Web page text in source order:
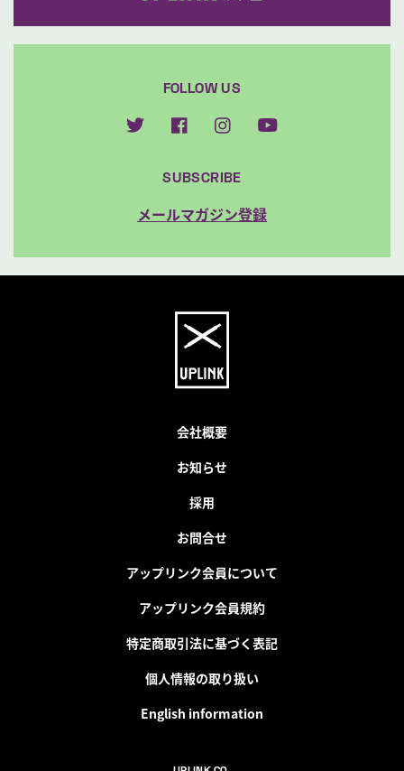
FOLLOW US
SUBSCRIBE
メールマガジン登録
会社概要
お知らせ
採用
お問合せ
アップリンク会員について
アップリンク会員規約
特定商取引法に基づく表記
個人情報の取り扱い
English information